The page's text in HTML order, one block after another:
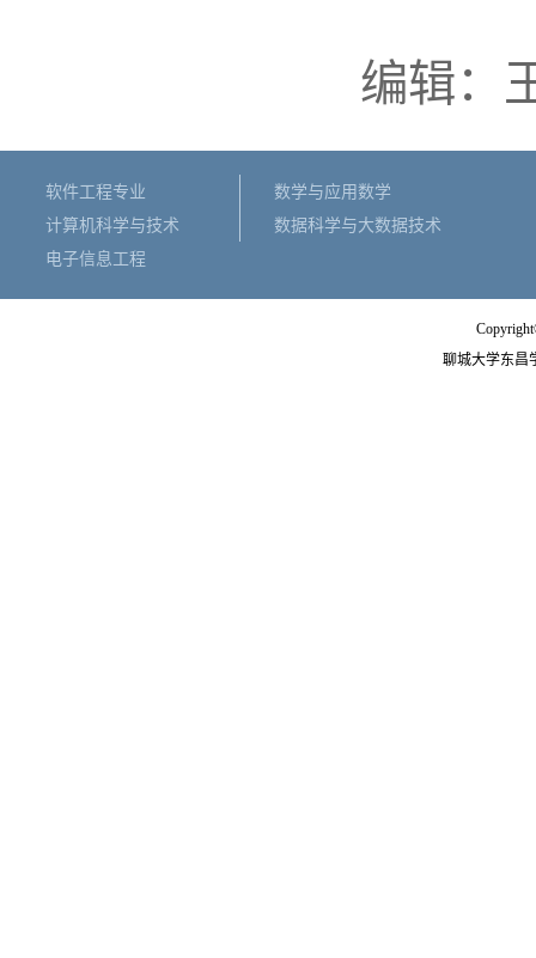
编辑：
软件工程专业
计算机科学与技术
电子信息工程
数学与应用数学
数据科学与大数据技术
聊城大学东昌